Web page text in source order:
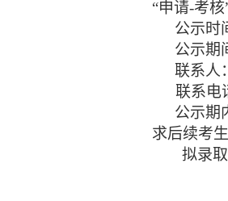
“申请-考核
公示时
公示期
联系人：
联系电
公示期
求后续考生
拟录